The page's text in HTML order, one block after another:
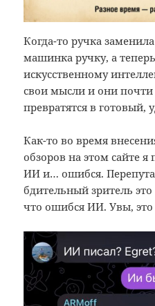
Когда-то ручка
машинка ручку, а
искусственному
свои мысли и они
превратятся в готовый,
Как-то во время
обзоров на этом сайте
ИИ и… ошибся.
бдительный зритель
что ошибся ИИ. Увы, это